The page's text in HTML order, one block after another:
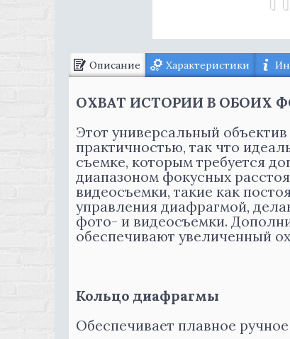
Описание Характеристики
ОХВАТ ИСТОРИИ В ОБОИХ
Этот универсальный
практичностью, так что
съемке, которым требуется
диапазоном фокусных
видеосъемки, такие как
управления диафрагмой,
фото- и видеосъемки.
обеспечивают увеличенный
Кольцо диафрагмы
Обеспечивает плавное